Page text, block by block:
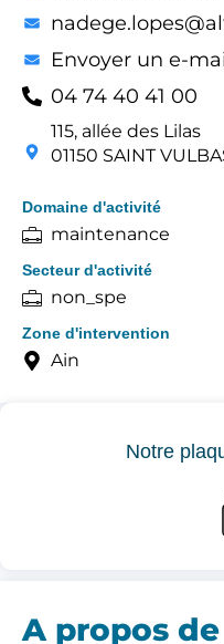
Envoyer un e-
04 74 40 41 00
115, allée des Lilas
01150 SAINT
Domaine d'activité
maintenance
Secteur d'activité
non_spe
Zone d'intervention
Ain
Notre
A propos